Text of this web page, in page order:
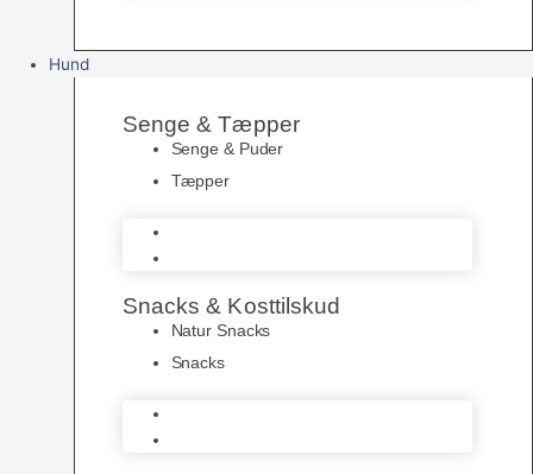
Hund
Senge & Tæpper
Senge & Puder
Tæpper
Snacks & Kosttilskud
Natur Snacks
Snacks